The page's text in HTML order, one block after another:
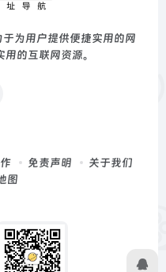
为用户提供便捷实用的网
的互联网资源。
免责声明
关于我们
图